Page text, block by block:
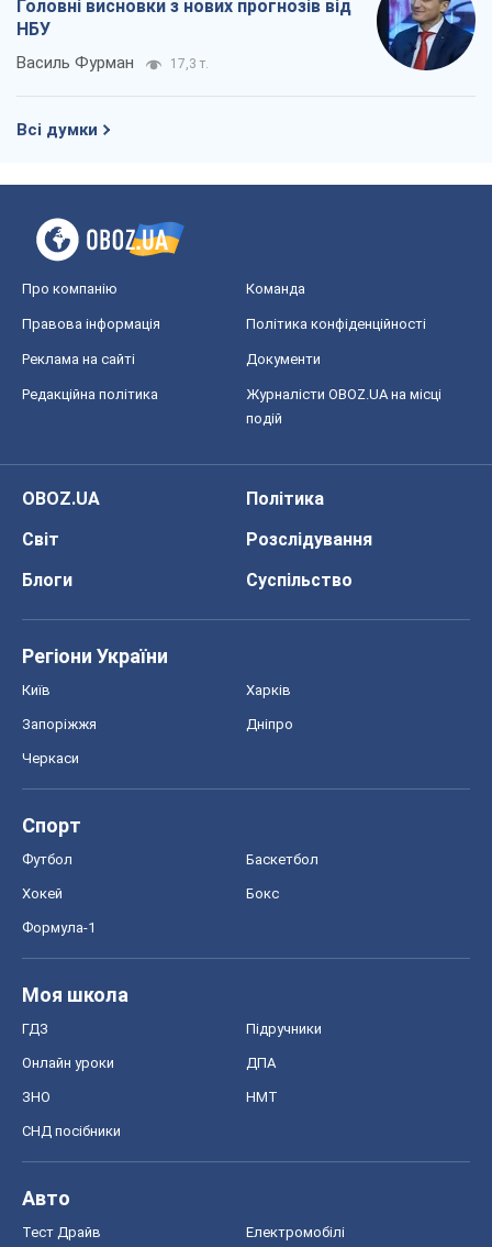
Головні висновки з нових прогнозів від
НБУ
Василь Фурман 17,3 т.
Всі думки
Про компанію Команда
Правова інформація Політика конфіденційності
Реклама на сайті Документи
Редакційна політика
Журналісти OBOZ.UA на місці
подій
OBOZ.UA
Політика
Світ
Розслідування
Блоги
Суспільство
Регіони України
Київ Харків
Запоріжжя Дніпро
Черкаси
Спорт
Футбол Баскетбол
Хокей Бокс
Формула-1
Моя школа
ГДЗ Підручники
Онлайн уроки ДПА
ЗНО НМТ
СНД посібники
Авто
Тест Драйв Електромобілі